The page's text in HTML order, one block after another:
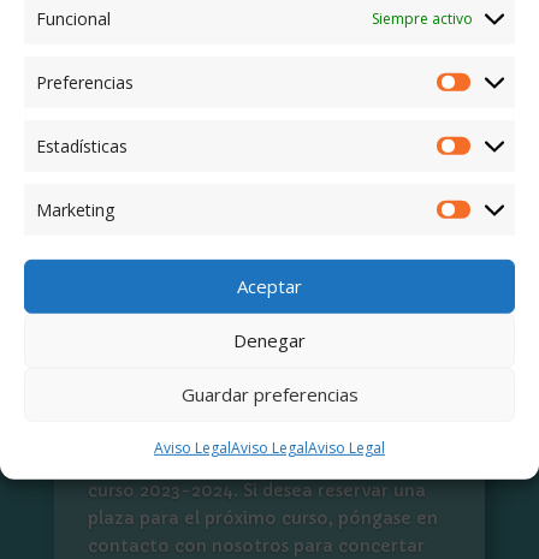
Funcional Siempre activo
Preferencias
Estadísticas
Marketing
Aceptar
Denegar
Guardar preferencias
Aviso LegalAviso LegalAviso Legal
En marzo de 2023 se abrirá, como todos
una cita y conocernos un poco más.
2023-2024
los años, el plazo de matrícula para el
curso 2023-2024. Si desea reservar una
plaza para el próximo curso, póngase en
contacto con nosotros para concertar